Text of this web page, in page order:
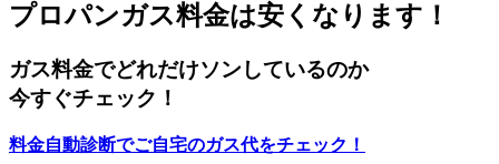
プロパンガス料金は安く なります！
ガス料金でどれだけソンしているのか
今すぐチェック！
料金自動診断でご自宅のガス代をチェック！